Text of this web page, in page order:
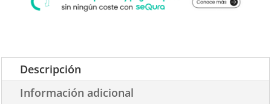
Descripción
Información adicional